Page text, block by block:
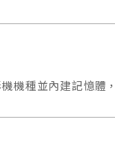
機種並內建記憶體